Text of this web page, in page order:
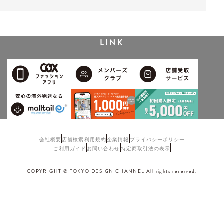
LINK
会社概要 店舗検索利用規約企業情報 プライバシーポリシー
ご利用ガイド お問い合わせ 特定商取引法の表示
COPYRIGHT © TOKYO DESIGN CHANNEL All rights reserved.